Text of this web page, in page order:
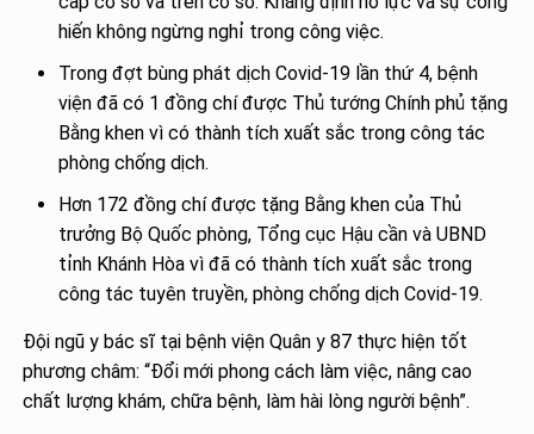
hiến không ngừng nghỉ trong công việc.
Trong đợt bùng phát dịch Covid-19 lần thứ 4, bệnh
viện đã có 1 đồng chí được Thủ tướng Chính phủ tặng
Bằng khen vì có thành tích xuất sắc trong công tác
phòng chống dịch.
Hơn 172 đồng chí được tặng Bằng khen của Thủ
trưởng Bộ Quốc phòng, Tổng cục Hậu cần và UBND
tỉnh Khánh Hòa vì đã có thành tích xuất sắc trong
công tác tuyên truyền, phòng chống dịch Covid-19.
Đội ngũ y bác sĩ tại bệnh viện Quân y 87 thực hiện tốt
phương châm: “Đổi mới phong cách làm việc, nâng cao
chất lượng khám, chữa bệnh, làm hài lòng người bệnh”.